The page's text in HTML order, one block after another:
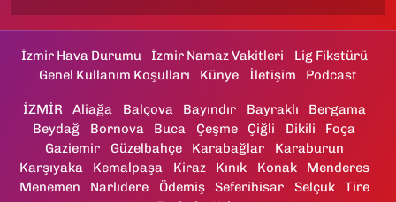
İzmir Hava Durumu İzmir Namaz Vakitleri
Lig Fikstürü
Genel Kullanım Koşulları
Künye İletişim Podcast
İZMİR Aliağa Balçova Bayındır Bayraklı
Bergama
Beydağ
Bornova Buca Çeşme Çiğli Dikili
Foça
Gaziemir
Güzelbahçe Karabağlar
Karaburun
Karşıyaka
Kemalpaşa Kiraz Kınık Konak
Menderes
Menemen
Narlıdere Ödemiş Seferihisar Selçuk
Tire